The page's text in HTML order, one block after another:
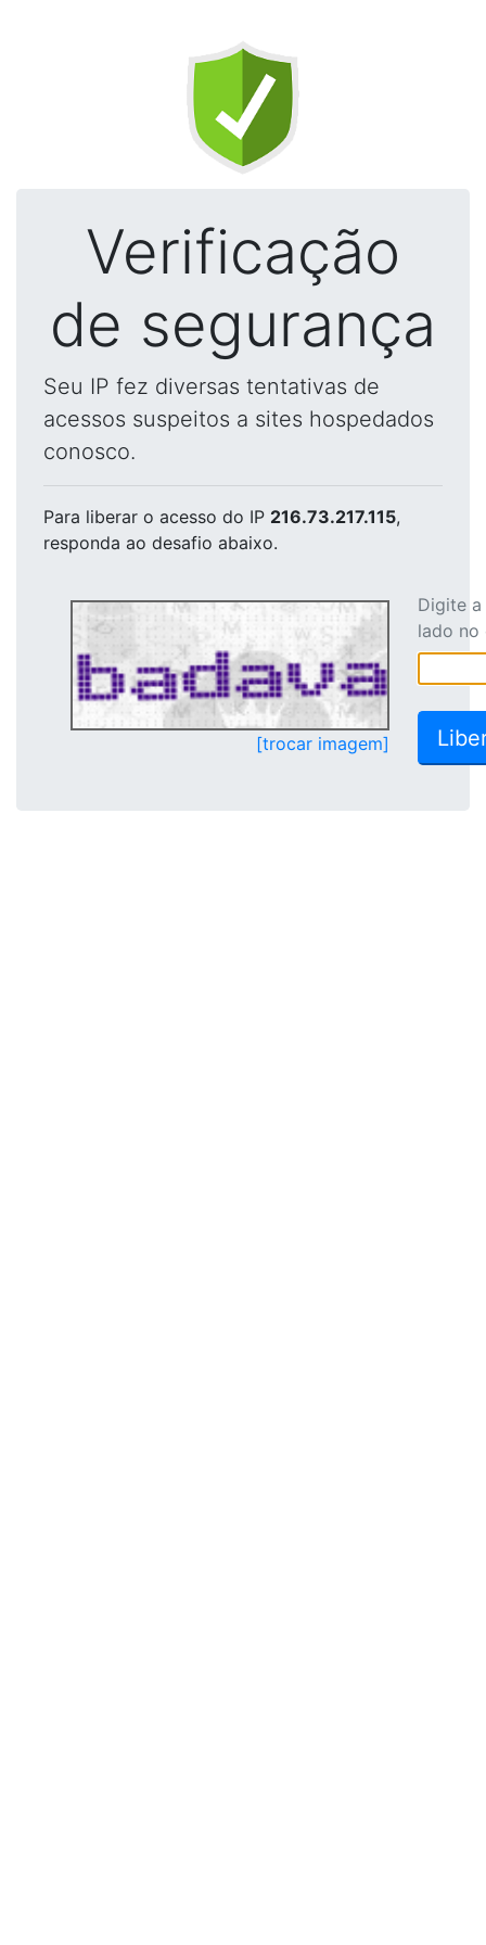
Verificação
de segurança
Seu IP fez diversas tentativas de
acessos suspeitos a sites hospedados
conosco.
Para liberar o acesso do IP 216.73.217.115,
responda ao desafio abaixo.
[trocar imagem]
Digite
lado no